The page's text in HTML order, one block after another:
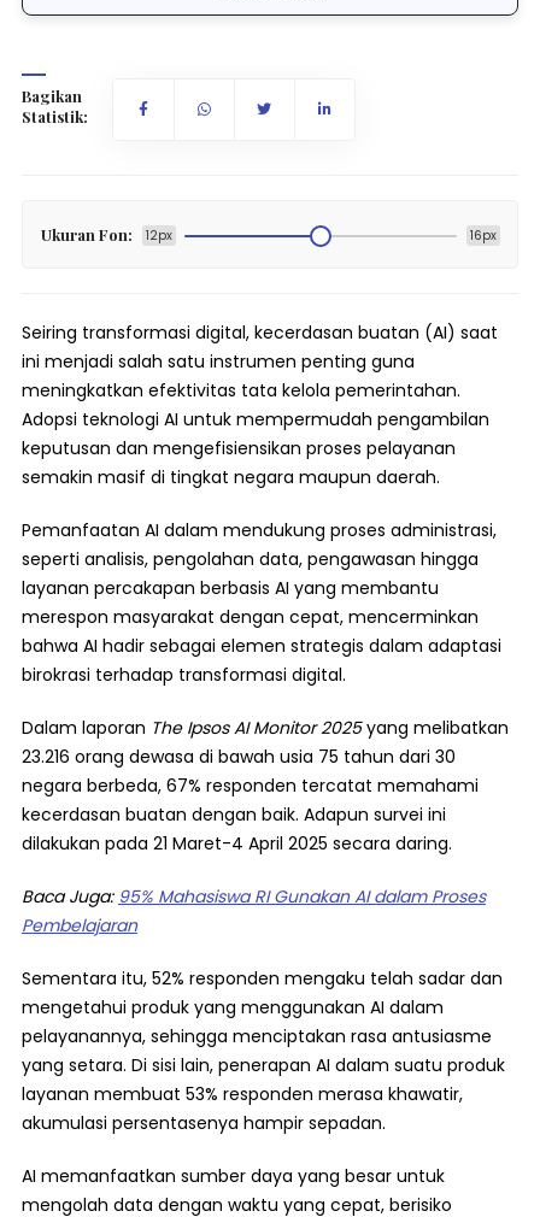
Bagikan
Statistik:
Ukuran Fon: 12px 16px
Seiring transformasi digital, kecerdasan buatan (AI) saat
ini menjadi salah satu instrumen penting guna
meningkatkan efektivitas tata kelola pemerintahan.
Adopsi teknologi AI untuk mempermudah pengambilan
keputusan dan mengefisiensikan proses pelayanan
semakin masif di tingkat negara maupun daerah.
Pemanfaatan AI dalam mendukung proses administrasi,
seperti analisis, pengolahan data, pengawasan hingga
layanan percakapan berbasis AI yang membantu
merespon masyarakat dengan cepat, mencerminkan
bahwa AI hadir sebagai elemen strategis dalam adaptasi
birokrasi terhadap transformasi digital.
Dalam laporan The Ipsos AI Monitor 2025yang melibatkan
23.216 orang dewasa di bawah usia 75 tahun dari 30
negara berbeda, 67% responden tercatat memahami
kecerdasan buatan dengan baik. Adapun survei ini
dilakukan pada 21 Maret-4 April 2025 secara daring.
Baca Juga: 95% Mahasiswa RI Gunakan AI dalam Proses
Pembelajaran
Sementara itu, 52% responden mengaku telah sadar dan
mengetahui produk yang menggunakan AI dalam
pelayanannya, sehingga menciptakan rasa antusiasme
yang setara. Di sisi lain, penerapan AI dalam suatu produk
layanan membuat 53% responden merasa khawatir,
akumulasi persentasenya hampir sepadan.
AI memanfaatkan sumber daya yang besar untuk
mengolah data dengan waktu yang cepat, berisiko